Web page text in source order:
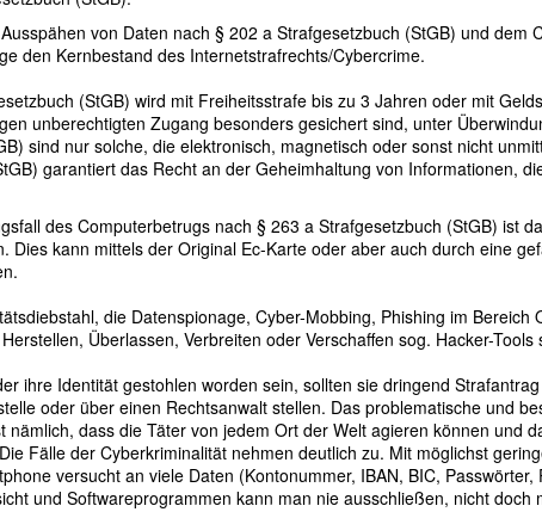
von Daten nach § 202 a Strafgesetzbuch (StGB) und
den Kernbestand des Internetstrafrechts/Cybercrime.
(StGB) wird mit Freiheitsstrafe bis zu 3 Jahren oder mit
unberechtigten Zugang besonders gesichert sind, unter
sind nur solche, die elektronisch, magnetisch oder sonst nicht
garantiert das Recht an der Geheimhaltung von Informationen,
des Computerbetrugs nach § 263 a Strafgesetzbuch (StGB) ist
Dies kann mittels der Original Ec-Karte oder aber auch durch eine
die Datenspionage, Cyber-Mobbing, Phishing im Bereich
Überlassen, Verbreiten oder Verschaffen sog. Hacker-Tools
ihre Identität gestohlen worden sein, sollten sie dringend
oder über einen Rechtsanwalt stellen. Das problematische und
nämlich, dass die Täter von jedem Ort der Welt agieren können und
Fälle der Cyberkriminalität nehmen deutlich zu. Mit möglichst
versucht an viele Daten (Kontonummer, IBAN, BIC, Passwörter,
und Softwareprogrammen kann man nie ausschließen, nicht doch